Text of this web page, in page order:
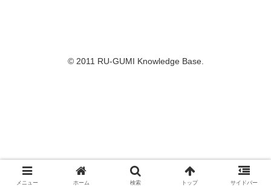
© 2011 RU-GUMI Knowledge Base.
メニュー ホーム 検索 トップ サイドバー